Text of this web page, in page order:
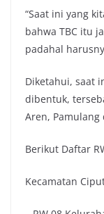
“Saat ini yang
bahwa TBC itu
padahal
Diketahui, saat
dibentuk,
Aren, Pamulang
Berikut Daftar
Kecamatan